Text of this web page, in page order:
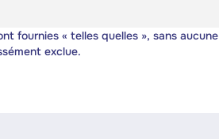
fournies « telles quelles », sans aucune
exclue.